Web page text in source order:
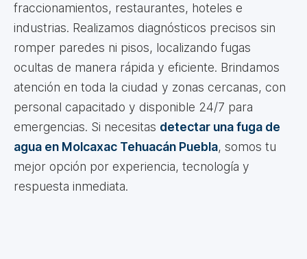
fraccionamientos, restaurantes, hoteles e
industrias. Realizamos diagnósticos precisos sin
romper paredes ni pisos, localizando fugas
ocultas de manera rápida y eficiente. Brindamos
atención en toda la ciudad y zonas cercanas, con
personal capacitado y disponible 24/7 para
emergencias. Si necesitas detectar una fuga de
agua en Molcaxac Tehuacán Puebla, somos tu
mejor opción por experiencia, tecnología y
respuesta inmediata.